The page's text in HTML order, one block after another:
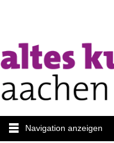
Navigation anzeigen